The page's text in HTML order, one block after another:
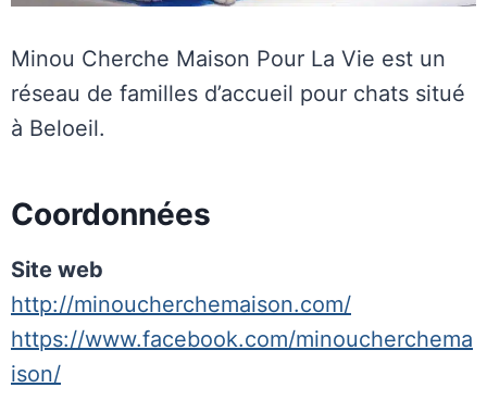
Minou Cherche Maison Pour La Vie est un
réseau de familles d’accueil pour chats situé
à Beloeil.
Coordonnées
Site web
http://minoucherchemaison.com/
https://www.facebook.com/minoucherchema
ison/